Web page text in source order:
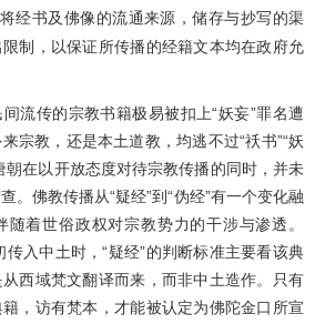
将经书及佛像的流通来源，储存与抄写的渠
制，以保证所传播的经籍文本均在政府允
流传的宗教书籍极易被扣上“妖妄”罪名遭
宗教，还是本土道教，均逃不过“祅书”“妖
朝在以开放态度对待宗教传播的同时，并未
。佛教传播从“疑经”到“伪经”有一个变化融
着世俗政权对宗教势力的干涉与渗透。
传入中土时，“疑经”的判断标准主要看该典
西域梵文翻译而来，而非中土造作。只有
，访有梵本，才能被认定为佛陀金口所宣